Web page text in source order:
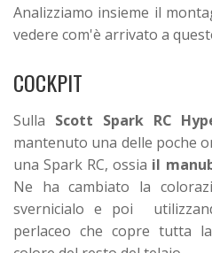
Analizziamo insieme il
vedere com'è arrivato a
COCKPIT
Sulla Scott Spark RC
mantenuto una delle poche
una Spark RC, ossia il
Ne ha cambiato la
svernicialo e poi
perlaceo che copre tutta